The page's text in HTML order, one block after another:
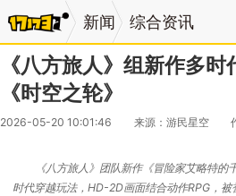
新闻 综合资讯
《八方旅人》组新作多
《时空之轮》
2026-05-20 10:01:46 来源：游民星空
《八方旅人》团队新作《冒险家艾略特
时代穿越玩法，HD-2D画面结合动作RPG，